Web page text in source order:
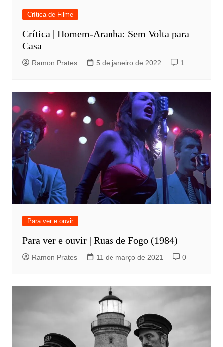
Crítica de Filme
Crítica | Homem-Aranha: Sem Volta para
Casa
Ramon Prates 5 de janeiro de 2022 1
Para ver e ouvir
Para ver e ouvir | Ruas de Fogo (1984)
Ramon Prates 11 de março de 2021 0